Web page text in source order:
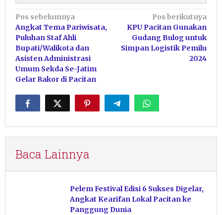
Navigasi
pos
Pos sebelumnya
Angkat Tema Pariwisata,
Puluhan Staf Ahli
Bupati/Walikota dan
Asisten Administrasi
Umum Sekda Se-Jatim
Gelar Rakor di Pacitan
Pos berikutnya
KPU Pacitan Gunakan
Gudang Bulog untuk
Simpan Logistik Pemilu
2024
Baca Lainnya
Pelem Festival Edisi 6 Sukses Digelar,
Angkat Kearifan Lokal Pacitan ke
Panggung Dunia